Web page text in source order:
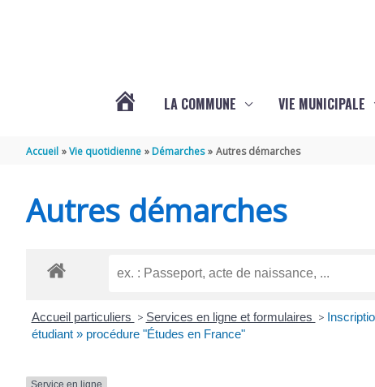
LA COMMUNE VIE MUNICIPALE
Accueil Vie quotidienne Démarches Autres démarches
Autres démarches
Accueil particuliers > Services en ligne et formulaires >
étudiant » procédure "Études en France"